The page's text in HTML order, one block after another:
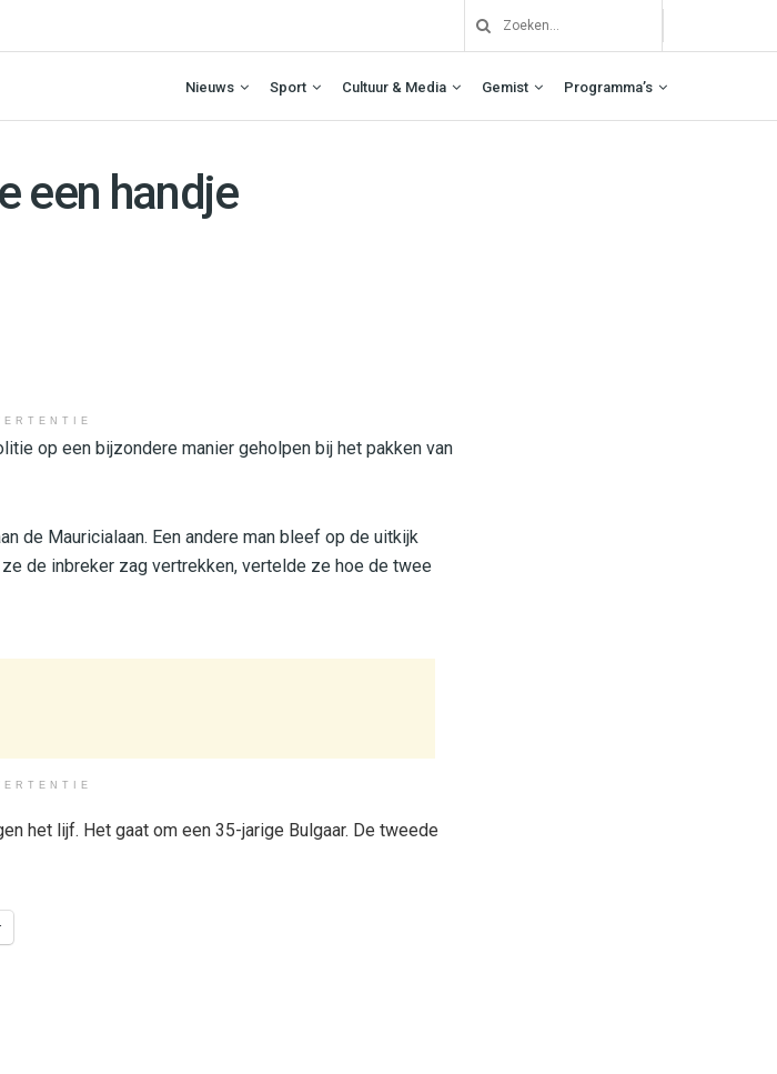
Nieuws Sport Cultuur & Media Gemist Programma’s
een handje
op een bijzondere manier geholpen bij het pakken van
de Mauricialaan. Een andere man bleef op de uitkijk
de inbreker zag vertrekken, vertelde ze hoe de twee
het lijf. Het gaat om een 35-jarige Bulgaar. De tweede